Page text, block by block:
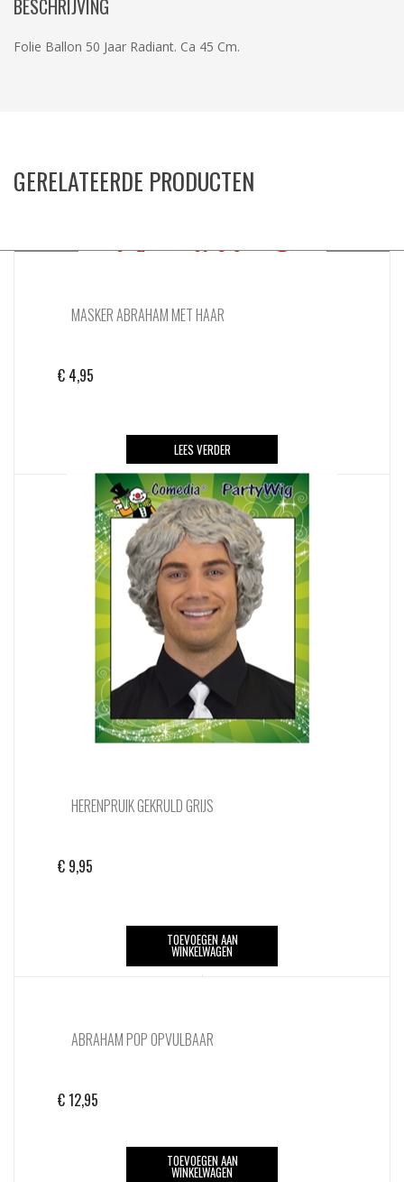
BESCHRIJVING
Folie Ballon 50 Jaar Radiant. Ca 45 Cm.
GERELATEERDE PRODUCTEN
MASKER ABRAHAM MET HAAR
€ 4,95
LEES VERDER
HERENPRUIK GEKRULD GRIJS
€ 9,95
TOEVOEGEN AAN
WINKELWAGEN
ABRAHAM POP OPVULBAAR
€12,95
TOEVOEGEN AAN
WINKELWAGEN